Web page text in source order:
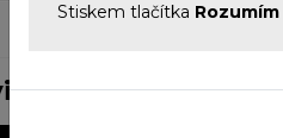
Stiskem tlačítka Rozumím